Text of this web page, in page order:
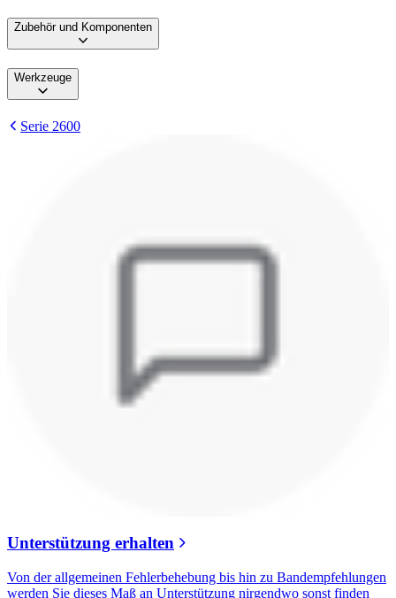
Zubehör und Komponenten
Werkzeuge
Serie 2600
Unterstützung erhalten
Von der allgemeinen Fehlerbehebung bis hin zu Bandempfehlungen
werden Sie dieses Maß an Unterstützung nirgendwo sonst finden